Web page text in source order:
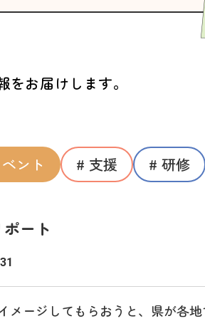
お届けします。
ント # 支援 # 研修
ート
メージしてもらおうと、県が各